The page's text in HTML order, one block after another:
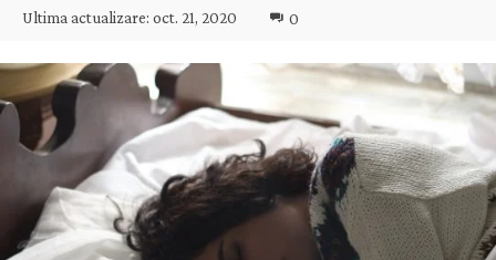
Ultima actualizare: oct. 21, 2020 0